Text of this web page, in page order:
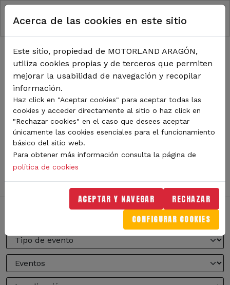
Pasar al contenido principal
RUTA DE NAVEGACIÓN
Inicio Noticias
TODA LA ACTUALIDAD DE
MOTORLAND
Sigue de cerca todas las novedades de MotorLand
Aragón. Aquí encontrarás noticias sobre eventos,
competiciones, pilotos, novedades del circuito y
mucho más. Filtra por categoría o tipo de contenido y
no te pierdas nada del mundo del motor.
Acerca de las cookies en este sitio
Este sitio, propiedad de MOTORLAND ARAGÓN,
utiliza cookies propias y de terceros que permiten
mejorar la usabilidad de navegación y recopilar
información.
Haz click en "Aceptar cookies" para aceptar todas las
cookies y acceder directamente al sitio o haz click en
"Rechazar cookies" en el caso que desees aceptar
únicamente las cookies esenciales para el funcionamiento
básico del sitio web.
Para obtener más información consulta la página de
política de cookies
ACEPTAR Y NAVEGAR RECHAZAR
CONFIGURAR COOKIES